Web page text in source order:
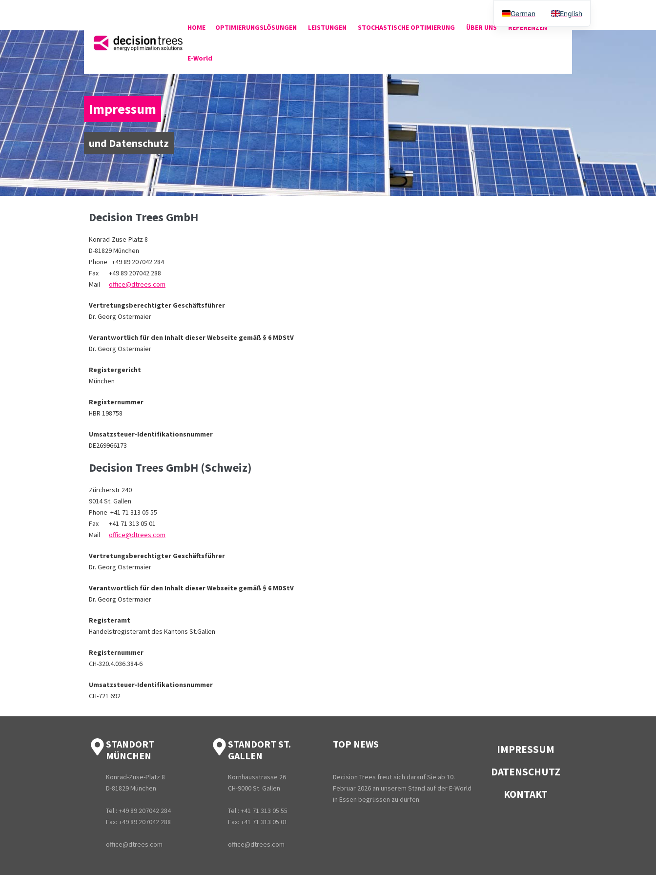
HOME OPTIMIERUNGSLÖSUNGEN LEISTUNGEN STOCHASTISCHE OPTIMIERUNG ÜBER UNS REFERENZEN
E-World
Impressum
und Datenschutz
Decision Trees GmbH
Konrad-Zuse-Platz 8
D-81829 München
Phone +49 89 207042 284
Fax +49 89 207042 288
Mail office@dtrees.com
Vertretungsberechtigter Geschäftsführer
Dr. Georg Ostermaier
Verantwortlich für den Inhalt dieser Webseite gemäß § 6 MDStV
Dr. Georg Ostermaier
Registergericht
München
Registernummer
HBR 198758
Umsatzsteuer-Identifikationsnummer
DE269966173
Decision Trees GmbH (Schweiz)
Zürcherstr 240
9014 St. Gallen
Phone +41 71 313 05 55
Fax +41 71 313 05 01
Mail office@dtrees.com
Vertretungsberechtigter Geschäftsführer
Dr. Georg Ostermaier
Verantwortlich für den Inhalt dieser Webseite gemäß § 6 MDStV
Dr. Georg Ostermaier
Registeramt
Handelstregisteramt des Kantons St.Gallen
Registernummer
CH-320.4.036.384-6
Umsatzsteuer-Identifikationsnummer
CH-721 692
STANDORT
MÜNCHEN
Konrad-Zuse-Platz 8
D-81829 München
Tel.: +49 89 207042 284
Fax: +49 89 207042 288
office@dtrees.com
STANDORT ST.
GALLEN
Kornhausstrasse 26
CH-9000 St. Gallen
Tel.: +41 71 313 05 55
Fax: +41 71 313 05 01
office@dtrees.com
TOP NEWS
Decision Trees freut sich darauf Sie ab 10.
Februar 2026 an unserem Stand auf der E-World
in Essen begrüssen zu dürfen.
IMPRESSUM
DATENSCHUTZ
KONTAKT
German English